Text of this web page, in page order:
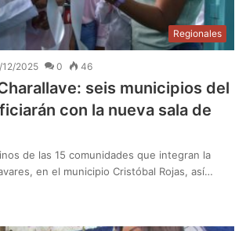
Regionales
2025 0 46
seis municipios del
con la nueva sala de
de las 15 comunidades que integran la
en el municipio Cristóbal Rojas, así…